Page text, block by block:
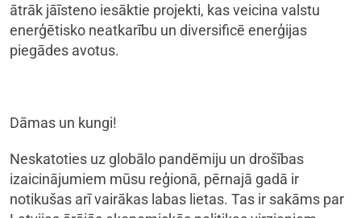
ātrāk jāīsteno iesāktie projekti, kas veicina valstu
enerģētisko neatkarību un diversificē enerģijas
piegādes avotus.
Dāmas un kungi!
Neskatoties uz globālo pandēmiju un drošības
izaicinājumiem mūsu reģionā, pērnajā gadā ir
notikušas arī vairākas labas lietas. Tas ir sakāms par